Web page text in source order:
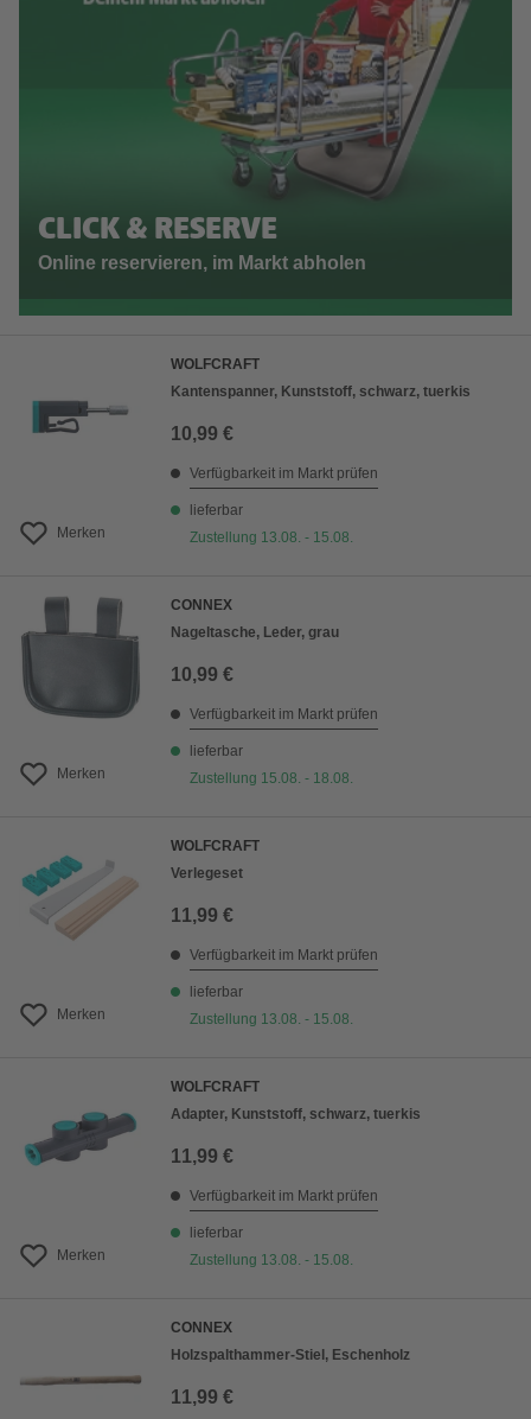
CLICK & RESERVE
Online reservieren, im Markt abholen
Merken
WOLFCRAFT
Kantenspanner, Kunststoff, schwarz, tuerkis
10,99 €
Verfügbarkeit im Markt prüfen
lieferbar
Zustellung 13.08. - 15.08.
Merken
CONNEX
Nageltasche, Leder, grau
10,99 €
Verfügbarkeit im Markt prüfen
lieferbar
Zustellung 15.08. - 18.08.
Merken
WOLFCRAFT
Verlegeset
11,99 €
Verfügbarkeit im Markt prüfen
lieferbar
Zustellung 13.08. - 15.08.
Merken
WOLFCRAFT
Adapter, Kunststoff, schwarz, tuerkis
11,99 €
Verfügbarkeit im Markt prüfen
lieferbar
Zustellung 13.08. - 15.08.
CONNEX
Holzspalthammer-Stiel, Eschenholz
11,99 €